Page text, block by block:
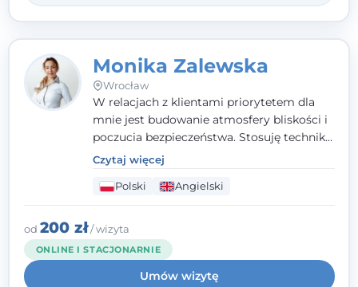
zasobach.
Monika Zalewska
Wrocław
W relacjach z klientami priorytetem dla
mnie jest budowanie atmosfery bliskości i
poczucia bezpieczeństwa. Stosuję techniki
poznawczo-behawioralne oraz metody,
które koncentrują się na rozwiązaniach
(TSR). Te polegają na osiąganiu
zamierzonych celów (doprowadzeniu do
rozwiązania trudnych sytuacji) poprzez
identyfikowanie i wzmacnianie zasobów
oraz mocnych stron klienta. W swojej
pracy korzystam także z metod dialogu
Czytaj więcej
Polski Angielski
od 200 zł/ wizyta
ONLINE I STACJONARNIE
Umów wizytę